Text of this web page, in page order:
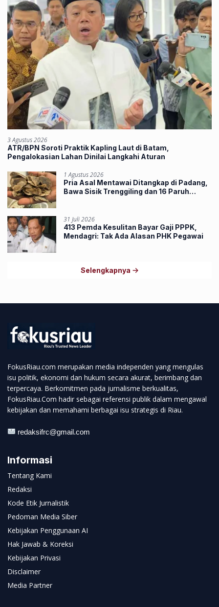
3 Agustus 2026
ATR/BPN Soroti Praktik Kapling Laut di Batam,
Pengalokasian Lahan Dinilai Langkahi Aturan
1 Agustus 2026
Pria Asal Mentawai Ditangkap di Padang,
Bawa Sisik Trenggiling dan 16 Paruh
31 Juli 2026
413 Pemda Kesulitan Bayar Gaji PPPK,
Mendagri: Tak Ada Alasan PHK Pegawai
Selengkapnya
FokusRiau.com merupakan media independen yang mengulas
isu politik, ekonomi dan hukum secara akurat, berimbang dan
terpercaya. Berkomitmen pada jurnalisme berkualitas,
FokusRiau.Com hadir sebagai referensi publik dalam mengawal
kebijakan dan memahami berbagai isu strategis di Riau.
redaksifrc@gmail.com
Informasi
Tentang Kami
Redaksi
Kode Etik Jurnalistik
Pedoman Media Siber
Kebijakan Penggunaan AI
Hak Jawab & Koreksi
Kebijakan Privasi
Disclaimer
Media Partner